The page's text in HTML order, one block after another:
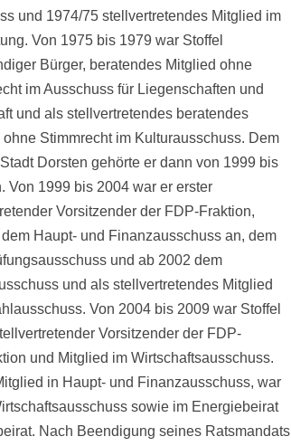
und 1974/75 stellvertretendes Mitglied im
Von 1975 bis 1979 war Stoffel
Bürger, beratendes Mitglied ohne
im Ausschuss für Liegenschaften und
und als stellvertretendes beratendes
ohne Stimmrecht im Kulturausschuss. Dem
Dorsten gehörte er dann von 1999 bis
Von 1999 bis 2004 war er erster
Vorsitzender der FDP-Fraktion,
Haupt- und Finanzausschuss an, dem
und ab 2002 dem
und als stellvertretendes Mitglied
Von 2004 bis 2009 war Stoffel
Vorsitzender der FDP-
und Mitglied im Wirtschaftsausschuss.
in Haupt- und Finanzausschuss, war
sowie im Energiebeirat
Nach Beendigung seines Ratsmandats